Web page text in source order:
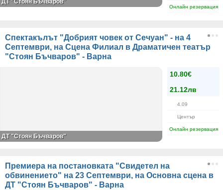
Онлайн резервация
ДТ "Стоян Бъчваров"
Спектакълът "Добрият човек от Сечуан" - на 4
Септември, на Сцена Филиал в Драматичен театър
"Стоян Бъчваров" - Варна
10.80€
21.12лв
4.09
Център
Онлайн резервация
ДТ "Стоян Бъчваров"
Премиера на постановката "Свидетел на
обвинението" на 23 Септември, на Основна сцена в
ДТ "Стоян Бъчваров" - Варна